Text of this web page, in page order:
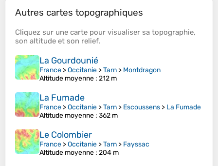
Autres cartes topographiques
Cliquez sur une carte pour visualiser sa topographie,
son altitude et son relief.
La Gourdounié
France >Occitanie >Tarn > Montdragon
Altitude moyenne : 212 m
La Fumade
France >Occitanie >Tarn > Escoussens > La Fumade
Altitude moyenne : 362 m
Le Colombier
France >Occitanie >Tarn > Fayssac
Altitude moyenne : 204 m